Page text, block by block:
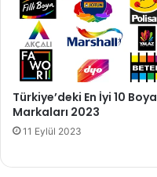
Türkiye’deki En İyi 10 Boya
Markaları 2023
11 Eylül 2023